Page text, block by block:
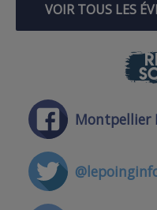
VOIR TOUS LES
Montpellier